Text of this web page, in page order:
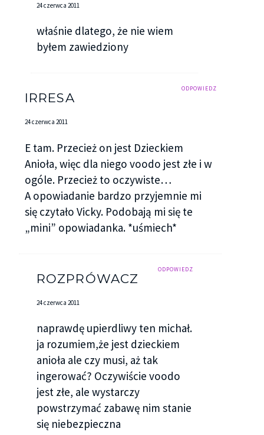
24 czerwca 2011
właśnie dlatego, że nie wiem
byłem zawiedziony
ODPOWIEDZ
IRRESA
24 czerwca 2011
E tam. Przecież on jest Dzieckiem
Anioła, więc dla niego voodo jest złe i w
ogóle. Przecież to oczywiste…
A opowiadanie bardzo przyjemnie mi
się czytało Vicky. Podobają mi się te
„mini” opowiadanka. *uśmiech*
ODPOWIEDZ
ROZPRÓWACZ
24 czerwca 2011
naprawdę upierdliwy ten michał.
ja rozumiem,że jest dzieckiem
anioła ale czy musi, aż tak
ingerować? Oczywiście voodo
jest złe, ale wystarczy
powstrzymać zabawę nim stanie
się niebezpieczna